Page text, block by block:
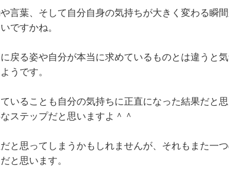
言葉、そして自分自身の気持ちが大きく変わる瞬
ですかね。
戻る姿や自分が本当に求めているものとは違うと
うです。
いることも自分の気持ちに正直になった結果だと
ステップだと思いますよ＾＾
と思ってしまうかもしれませんが、それもまた一
と思います。